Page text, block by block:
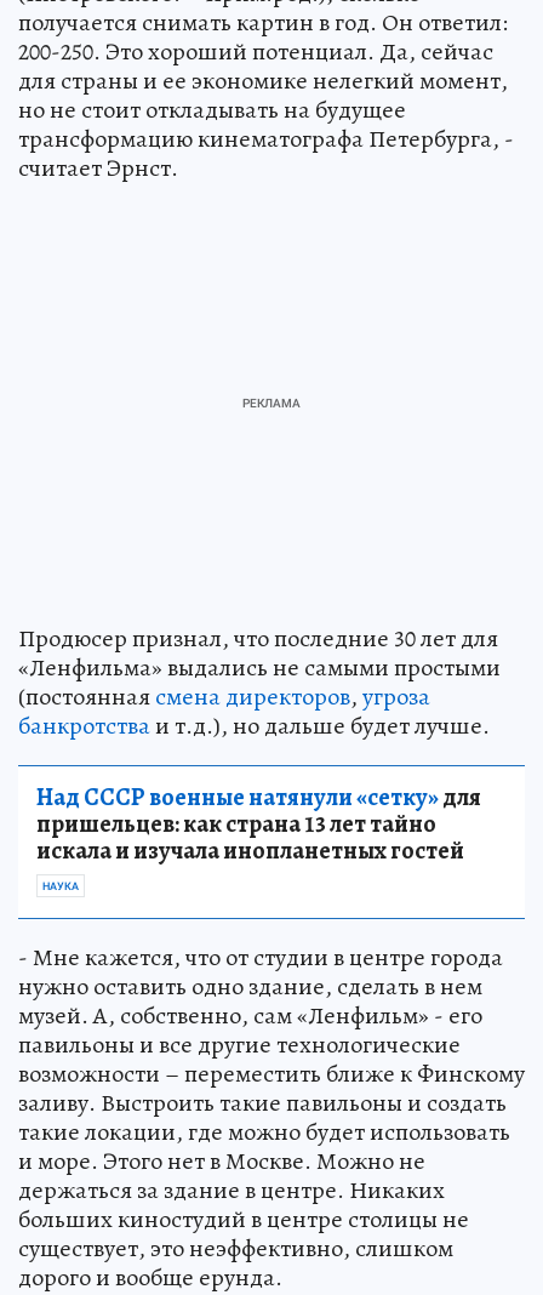
получается снимать картин в год. Он ответил:
200-250. Это хороший потенциал. Да, сейчас
для страны и ее экономике нелегкий момент,
но не стоит откладывать на будущее
трансформацию кинематографа Петербурга, -
считает Эрнст.
Продюсер признал, что последние 30 лет для
«Ленфильма» выдались не самыми простыми
(постояннаясмена директоров,угроза
банкротстваи т.д.), но дальше будет лучше.
Над СССР военные натянули «сетку»для
пришельцев: как страна 13 лет тайно
искала и изучала инопланетных гостей
НАУКА
- Мне кажется, что от студии в центре города
нужно оставить одно здание, сделать в нем
музей. А, собственно, сам «Ленфильм» - его
павильоны и все другие технологические
возможности – переместить ближе к Финскому
заливу. Выстроить такие павильоны и создать
такие локации, где можно будет использовать
и море. Этого нет в Москве. Можно не
держаться за здание в центре. Никаких
больших киностудий в центре столицы не
существует, это неэффективно, слишком
дорого и вообще ерунда.